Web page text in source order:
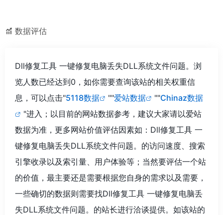
数据评估
Dll修复工具 一键修复电脑丢失DLL系统文件问题。浏
览人数已经达到0，如你需要查询该站的相关权重信
息，可以点击"5118数据 ""爱站数据 ""Chinaz数据
"进入；以目前的网站数据参考，建议大家请以爱站
数据为准，更多网站价值评估因素如：Dll修复工具 一
键修复电脑丢失DLL系统文件问题。的访问速度、搜索
引擎收录以及索引量、用户体验等；当然要评估一个站
的价值，最主要还是需要根据您自身的需求以及需要，
一些确切的数据则需要找Dll修复工具 一键修复电脑丢
失DLL系统文件问题。的站长进行洽谈提供。如该站的